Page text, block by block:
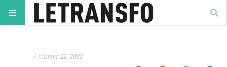
/ janvier 22, 2022